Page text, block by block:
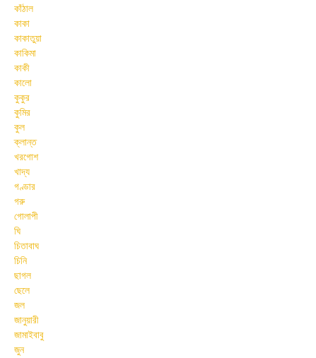
কাঁঠাল
কাকা
কাকাতুয়া
কাকিমা
কাকী
কালো
কুকুর
কুমির
কুল
ক্লান্ত
খরগোশ
খাদ্য
গণ্ডার
গরু
গোলাপী
ঘি
চিতাবাঘ
চিনি
ছাগল
ছেলে
জল
জানুয়ারী
জামাইবাবু
জুন